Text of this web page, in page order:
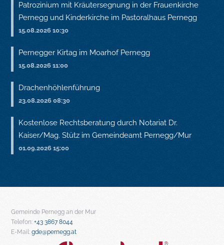
Patrozinium mit Kräutersegnung in der Frauenkirche
Pernegg und Kinderkirche im Pastoralhaus Pernegg
15.08.2026 10:30
Pernegger Kirtag im Moarhof Pernegg
15.08.2026 11:00
Drachenhöhlenführung
23.08.2026 08:30
Kostenlose Rechtsberatung durch Notariat Dr.
Kaiser/Mag. Stütz im Gemeindeamt Pernegg/Mur
01.09.2026 15:00
Gemeinde Pernegg an der Mur
Telefon: +43 3867 8044
E-Mail: gde@pernegg.at